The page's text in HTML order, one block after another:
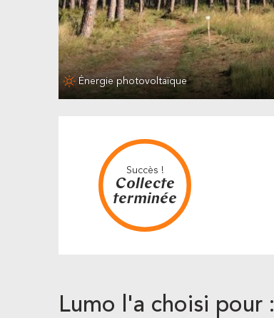
Énergie photovoltaïque
Succès !
Collecte
terminée
Lumo l'a choisi pour :